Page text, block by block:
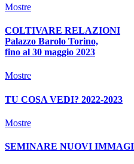
Mostre
COLTIVARE RELAZIONI
Palazzo Barolo Torino,
fino al 30 maggio 2023
Mostre
TU COSA VEDI? 2022-2023
Mostre
SEMINARE NUOVI